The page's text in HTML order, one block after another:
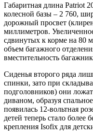
Габаритная длина Patriot
колесной базы – 2 760,
дорожный просвет
миллиметров.
сдвинутых к корме на 80
объем багажного
вместительность
Сиденья второго ряда
спинки, зато при
подголовников) они
диваном, образуя
появилась 12-вольтная
детей теперь стало более
крепления Isofix для